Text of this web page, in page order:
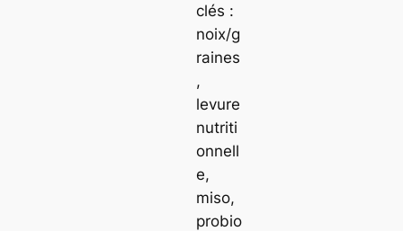
clés :
noix/g
raines
,
levure
nutriti
onnell
e,
miso,
probio